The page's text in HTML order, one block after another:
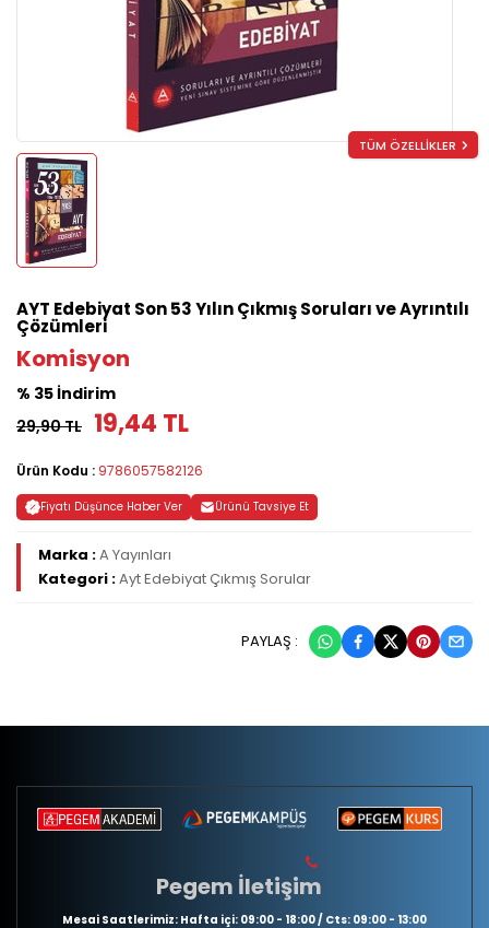
TÜM ÖZELLİKLER
AYT Edebiyat Son 53 Yılın Çıkmış Soruları ve Ayrıntılı
Çözümleri
Komisyon
% 35 İndirim
29,90 TL 19,44 TL
Ürün Kodu : 9786057582126
Fiyatı Düşünce Haber Ver Ürünü Tavsiye Et
Marka :A Yayınları
Kategori :Ayt Edebiyat Çıkmış Sorular
PAYLAŞ :
Pegem İletişim
Mesai Saatlerimiz: Hafta içi: 09:00 - 18:00 / Cts: 09:00 - 13:00